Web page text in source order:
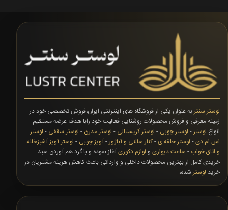
لوستر سنتر به عنوان یکی ار فروشگاه های اینترنتی ایران،فروش تخصصی خود در
زمینه معرفی و فروش محصولات روشنایی فعالیت خود رابا هدف عرضه مستقیم
انواع لوستر - لوستر چوبی - لوستر کریستالی - لوستر مدرن - لوستر سقفی - لوستر
اس ام دی- لوستر حلقه ی-کنار سالنی و آباژور-آویز چوبی - لوستر آویز آشپزخانه
و اتاق خواب - ساعت دیواری و لوازم دکوریآغاز نموده و با گرد هم آوردن سبد
خریدی کامل از بهترین محصولات داخلی و وارداتی باعث کاهش هزینه مشتریان در
خرید لوستر شده،